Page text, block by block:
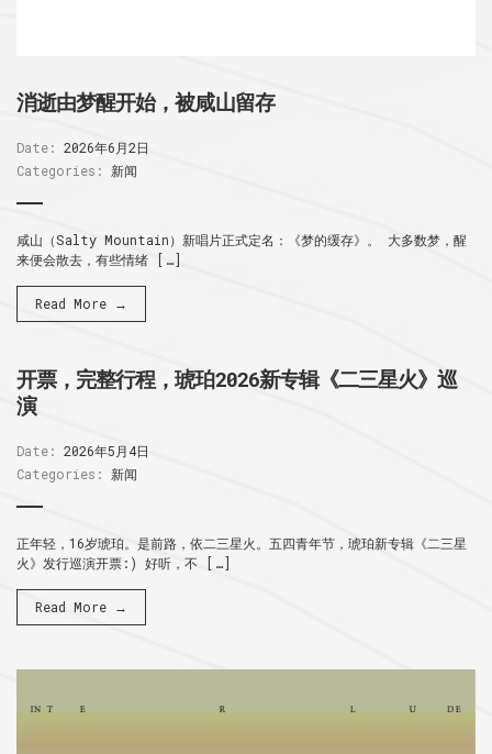
消逝由梦醒开始，被咸山留存
Date: 2026年6月2日
Categories:
新闻
咸山（Salty Mountain）新唱片正式定名：《梦的缓存》。 大多数梦，醒
来便会散去，有些情绪 […]
Read More →
开票，完整行程，琥珀2026新专辑《二三星火》巡
演
Date: 2026年5月4日
Categories:
新闻
正年轻，16岁琥珀。是前路，依二三星火。五四青年节，琥珀新专辑《二三星
火》发行巡演开票:) 好听，不 […]
Read More →